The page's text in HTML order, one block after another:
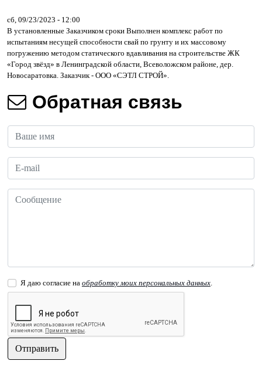
сб, 09/23/2023 - 12:00
В установленные Заказчиком сроки Выполнен комплекс работ по
испытаниям несущей способности свай по грунту и их массовому
погружению методом статического вдавливания на строительстве ЖК
«Город звёзд» в Ленинградской области, Всеволожском районе, дер.
Новосаратовка. Заказчик - ООО «СЭТЛ СТРОЙ».
Обратная связь
Я даю согласие на обработку моих персональных данных.
Отправить